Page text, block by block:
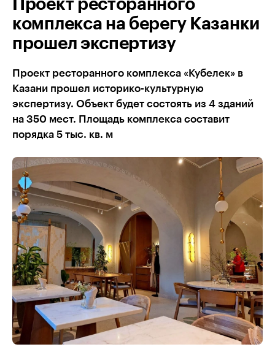
Проект ресторанного
комплекса на берегу Казанки
прошел экспертизу
Проект ресторанного комплекса «Кубелек» в
Казани прошел историко-культурную
экспертизу. Объект будет состоять из 4 зданий
на 350 мест. Площадь комплекса составит
порядка 5 тыс. кв. м